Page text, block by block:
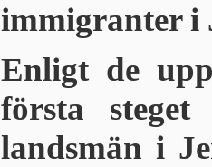
immigranter i
Enligt de
första
landsmän i